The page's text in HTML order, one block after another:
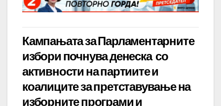
Кампањата за Парламентарните
избори почнува денеска со
активности на партиите и
коалиците за претставување на
изборните програми и